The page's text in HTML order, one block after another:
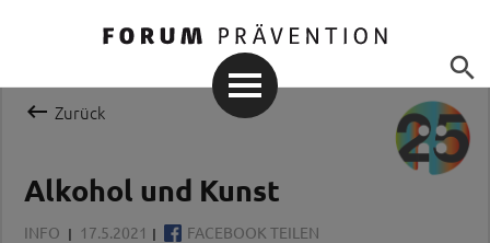

 Zurück
Alkohol und Kunst
INFO 17.5.2021 FACEBOOK TEILEN